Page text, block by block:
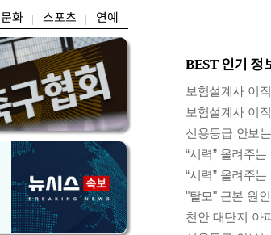
문화 스포츠 연예